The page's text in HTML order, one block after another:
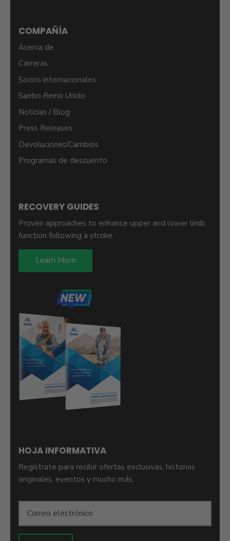
COMPAÑÍA
Acerca de
Carreras
Socios internacionales
Saebo Reino Unido
Noticias / Blog
Press Releases
Devoluciones/Cambios
Programas de descuento
RECOVERY GUIDES
Proven approaches to enhance upper and lower limb
function following a stroke.
Learn More
HOJA INFORMATIVA
Regístrate para recibir ofertas exclusivas, historias
originales, eventos y mucho más.